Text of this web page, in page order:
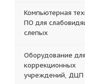
Компьютерная
ПО для
слепых
Оборудование для
коррекционных
учреждений, ДЦП